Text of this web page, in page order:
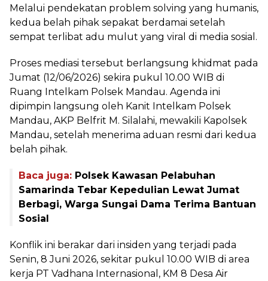
Melalui pendekatan problem solving yang humanis,
kedua belah pihak sepakat berdamai setelah
sempat terlibat adu mulut yang viral di media sosial.
Proses mediasi tersebut berlangsung khidmat pada
Jumat (12/06/2026) sekira pukul 10.00 WIB di
Ruang Intelkam Polsek Mandau. Agenda ini
dipimpin langsung oleh Kanit Intelkam Polsek
Mandau, AKP Belfrit M. Silalahi, mewakili Kapolsek
Mandau, setelah menerima aduan resmi dari kedua
belah pihak.
Baca juga: Polsek Kawasan Pelabuhan
Samarinda Tebar Kepedulian Lewat Jumat
Berbagi, Warga Sungai Dama Terima Bantuan
Sosial
Konflik ini berakar dari insiden yang terjadi pada
Senin, 8 Juni 2026, sekitar pukul 10.00 WIB di area
kerja PT Vadhana Internasional, KM 8 Desa Air